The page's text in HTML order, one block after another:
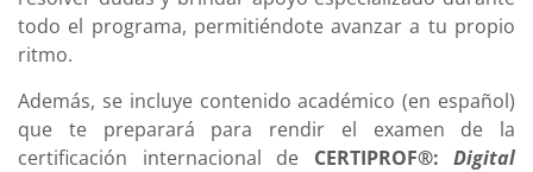
todo el programa, permitiéndote avanzar a tu propio
ritmo.
Además, se incluye contenido académico (en español)
que te preparará para rendir el examen de la
certificación internacional de CERTIPROF®: Digital